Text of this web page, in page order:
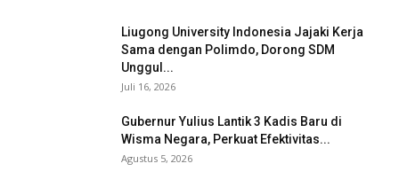
Liugong University Indonesia Jajaki Kerja
Sama dengan Polimdo, Dorong SDM
Unggul...
Juli 16, 2026
Gubernur Yulius Lantik 3 Kadis Baru di
Wisma Negara, Perkuat Efektivitas...
Agustus 5, 2026